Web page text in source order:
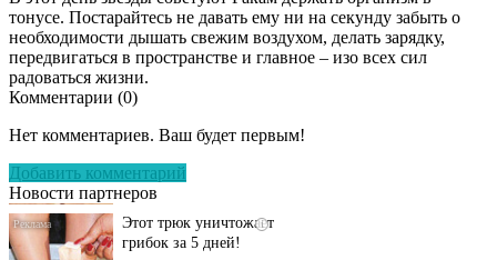
тонусе. Постарайтесь не давать ему ни на секунду забыть о
необходимости дышать свежим воздухом, делать зарядку,
передвигаться в пространстве и главное – изо всех сил
радоваться жизни.
Комментарии (0)
Нет комментариев. Ваш будет первым!
Добавить комментарий
Новости партнеров
Даже самый
исчезнет с корнем,
грибок за 5 дней!